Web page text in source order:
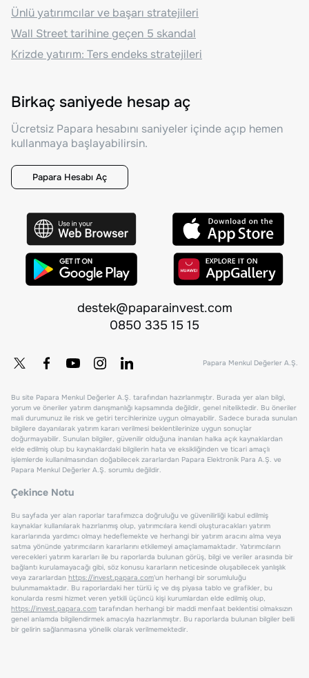
Ünlü yatırımcılar ve başarı stratejileri
Wall Street tarihine geçen 5 skandal
Krizde yatırım: Ters endeks stratejileri
Birkaç saniyede hesap aç
Ücretsiz Papara hesabını saniyeler içinde açıp hemen
kullanmaya başlayabilirsin.
Papara Hesabı Aç
destek@paparainvest.com
0850 335 15 15
Papara Menkul Değerler A.Ş.
Bu site Papara Menkul Değerler A.Ş. tarafından hazırlanmıştır. Burada yer alan bilgi,
yorum ve öneriler yatırım danışmanlığı kapsamında değildir, genel niteliktedir. Bu öneriler
mali durumunuz ile risk ve getiri tercihlerinize uygun olmayabilir. Sadece burada sunulan
bilgilere dayanılarak yatırım kararı verilmesi beklentilerinize uygun sonuçlar
doğurmayabilir. Sunulan bilgiler, güvenilir olduğuna inanılan halka açık kaynaklardan
elde edilmiş olup bu kaynaklardaki bilgilerin hata ve eksikliğinden ve ticari amaçlı
işlemlerde kullanılmasından doğabilecek zararlardan Papara Elektronik Para A.Ş. ve
Papara Menkul Değerler A.Ş. sorumlu değildir.
Çekince Notu
Bu sayfada yer alan raporlar tarafımızca doğruluğu ve güvenilirliği kabul edilmiş
kaynaklar kullanılarak hazırlanmış olup, yatırımcılara kendi oluşturacakları yatırım
kararlarında yardımcı olmayı hedeflemekte ve herhangi bir yatırım aracını alma veya
satma yönünde yatırımcıların kararlarını etkilemeyi amaçlamamaktadır. Yatırımcıların
verecekleri yatırım kararları ile bu raporlarda bulunan görüş, bilgi ve veriler arasında bir
bağlantı kurulamayacağı gibi, söz konusu kararların neticesinde oluşabilecek yanlışlık
veya zararlardan https://invest.papara.com'un herhangi bir sorumluluğu
bulunmamaktadır. Bu raporlardaki her türlü iç ve dış piyasa tablo ve grafikler, bu
konularda resmi hizmet veren yetkili üçüncü kişi kurumlardan elde edilmiş olup,
https://invest.papara.com tarafından herhangi bir maddi menfaat beklentisi olmaksızın
genel anlamda bilgilendirmek amacıyla hazırlanmıştır. Bu raporlarda bulunan bilgiler belli
bir gelirin sağlanmasına yönelik olarak verilmemektedir.